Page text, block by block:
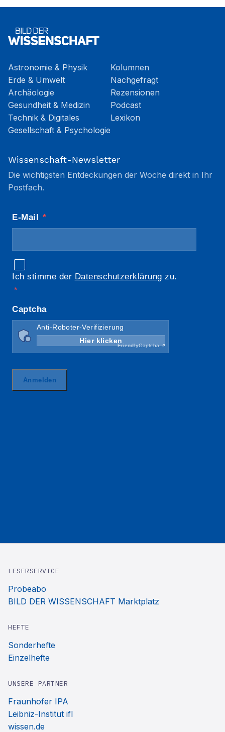
Astronomie & Physik
Erde & Umwelt
Archäologie
Gesundheit & Medizin
Technik & Digitales
Gesellschaft & Psychologie
Kolumnen
Nachgefragt
Rezensionen
Podcast
Lexikon
Wissenschaft-Newsletter
Die wichtigsten Entdeckungen der Woche direkt in Ihr
Postfach.
LESERSERVICE
Probeabo
BILD DER WISSENSCHAFT Marktplatz
HEFTE
Sonderhefte
Einzelhefte
UNSERE PARTNER
Fraunhofer IPA
Leibniz-Institut ifl
wissen.de